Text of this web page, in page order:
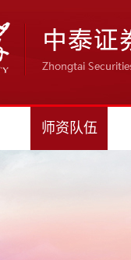
师资队伍